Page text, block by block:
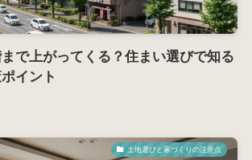
で上がってくる？住まい選びで知る
イント
土地選びと家づくりの注意点